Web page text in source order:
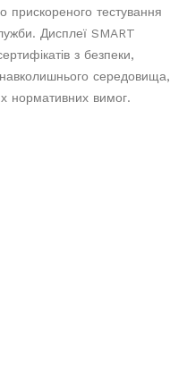
тестування
Дисплеї SMART
з безпеки,
середовища,
нормативних вимог.